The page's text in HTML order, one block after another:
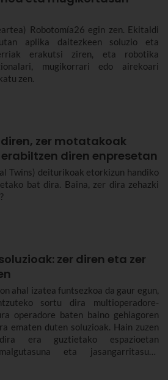
Robotomía26 egin zen. Ekitaldi
aplika daitezkeen soluzio eta
erakutsi ziren, eta robotika
mugikorrari edo airekoari
zen.
zer motatakoak
diren enpresetan
Twins) deiturikoak etorkizun handiko
bat dira. Baina, zer dira zehazki
zer diren eta zer
ahal izatea funtsezkoa da gaur egun,
sortu dira multioperadore-
operadore baten baino gehiagoren
ematen duten soluzioak. Hain zuzen
era guztietako espazioetan
eta jasangarritasuna